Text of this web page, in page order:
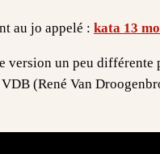
au jo appelé : kata 13
version un peu différente
VDB (René Van